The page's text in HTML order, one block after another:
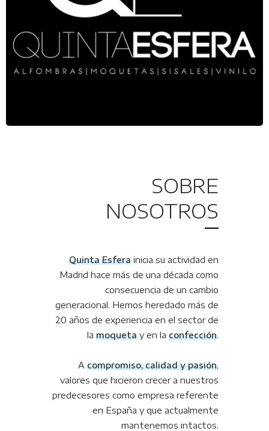
SOBRE
NOSOTROS
Quinta Esfera inicia su actividad en
Madrid hace más de una década como
consecuencia de un cambio
generacional. Hemos heredado más de
20 años de experiencia en el sector de
la moqueta y en la confección.
A compromiso, calidad y pasión,
valores que hicieron crecer a nuestros
predecesores como empresa referente
en España y que actualmente
mantenemos intactos.